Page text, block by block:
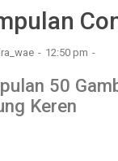
12:50 pm
50
Keren